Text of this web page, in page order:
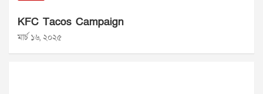
KFC Tacos Campaign
মার্চ ১৬, ২০২৫